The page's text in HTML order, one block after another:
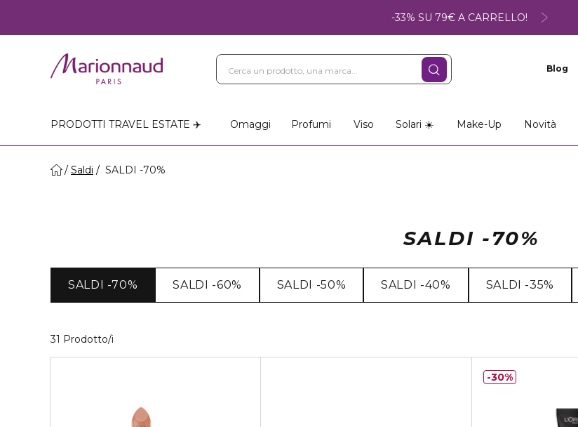
-33% SU 79€ A CARRELLO!
Blog
PRODOTTI TRAVEL ESTATE ✈️ Omaggi Profumi Viso Solari ☀️ Make-Up Novità
Saldi SALDI -70%
SALDI -70%
SALDI -70% SALDI -60% SALDI -50% SALDI -40% SALDI -35%
31 Prodotto/i
30%